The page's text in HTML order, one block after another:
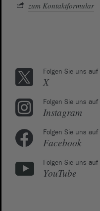
zum Kontaktformular
Folgen Sie uns auf
X
Folgen Sie uns auf
Instagram
Folgen Sie uns auf
Facebook
Folgen Sie uns auf
YouTube